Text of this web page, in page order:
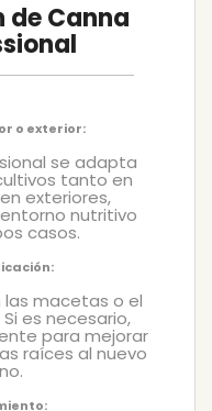
de Canna
o exterior:
se adapta
tanto en
exteriores,
nutritivo
casos.
macetas o el
es necesario,
para mejorar
raíces al nuevo